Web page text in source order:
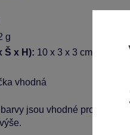
g
Š x H): 10 x 3 x 3 cm
vhodná
jsou vhodné pro školní